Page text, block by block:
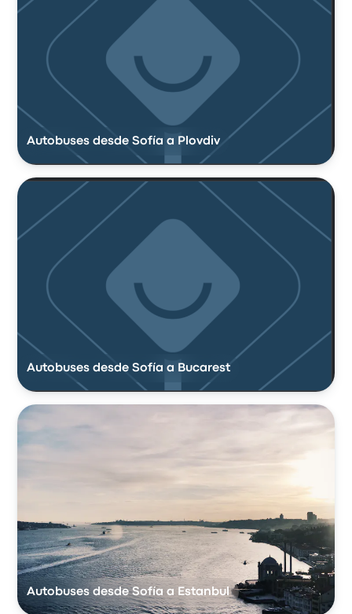
Autobuses desde Sofía a Plovdiv
Autobuses desde Sofía a Bucarest
Autobuses desde Sofía a Estanbul